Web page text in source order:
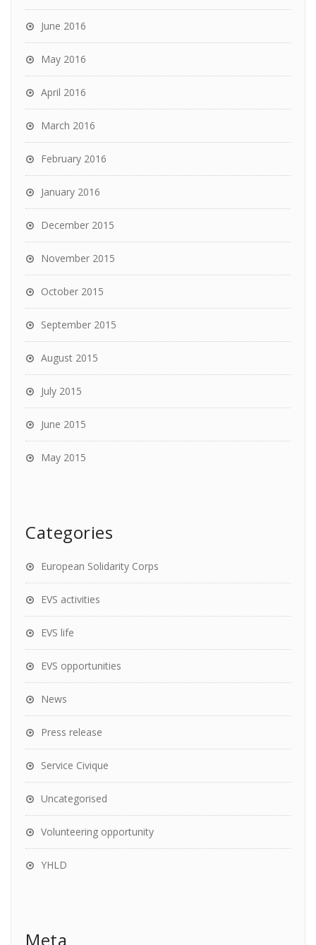
June 2016
May 2016
April 2016
March 2016
February 2016
January 2016
December 2015
November 2015
October 2015
September 2015
August 2015
July 2015
June 2015
May 2015
Categories
European Solidarity Corps
EVS activities
EVS life
EVS opportunities
News
Press release
Service Civique
Uncategorised
Volunteering opportunity
YHLD
Meta